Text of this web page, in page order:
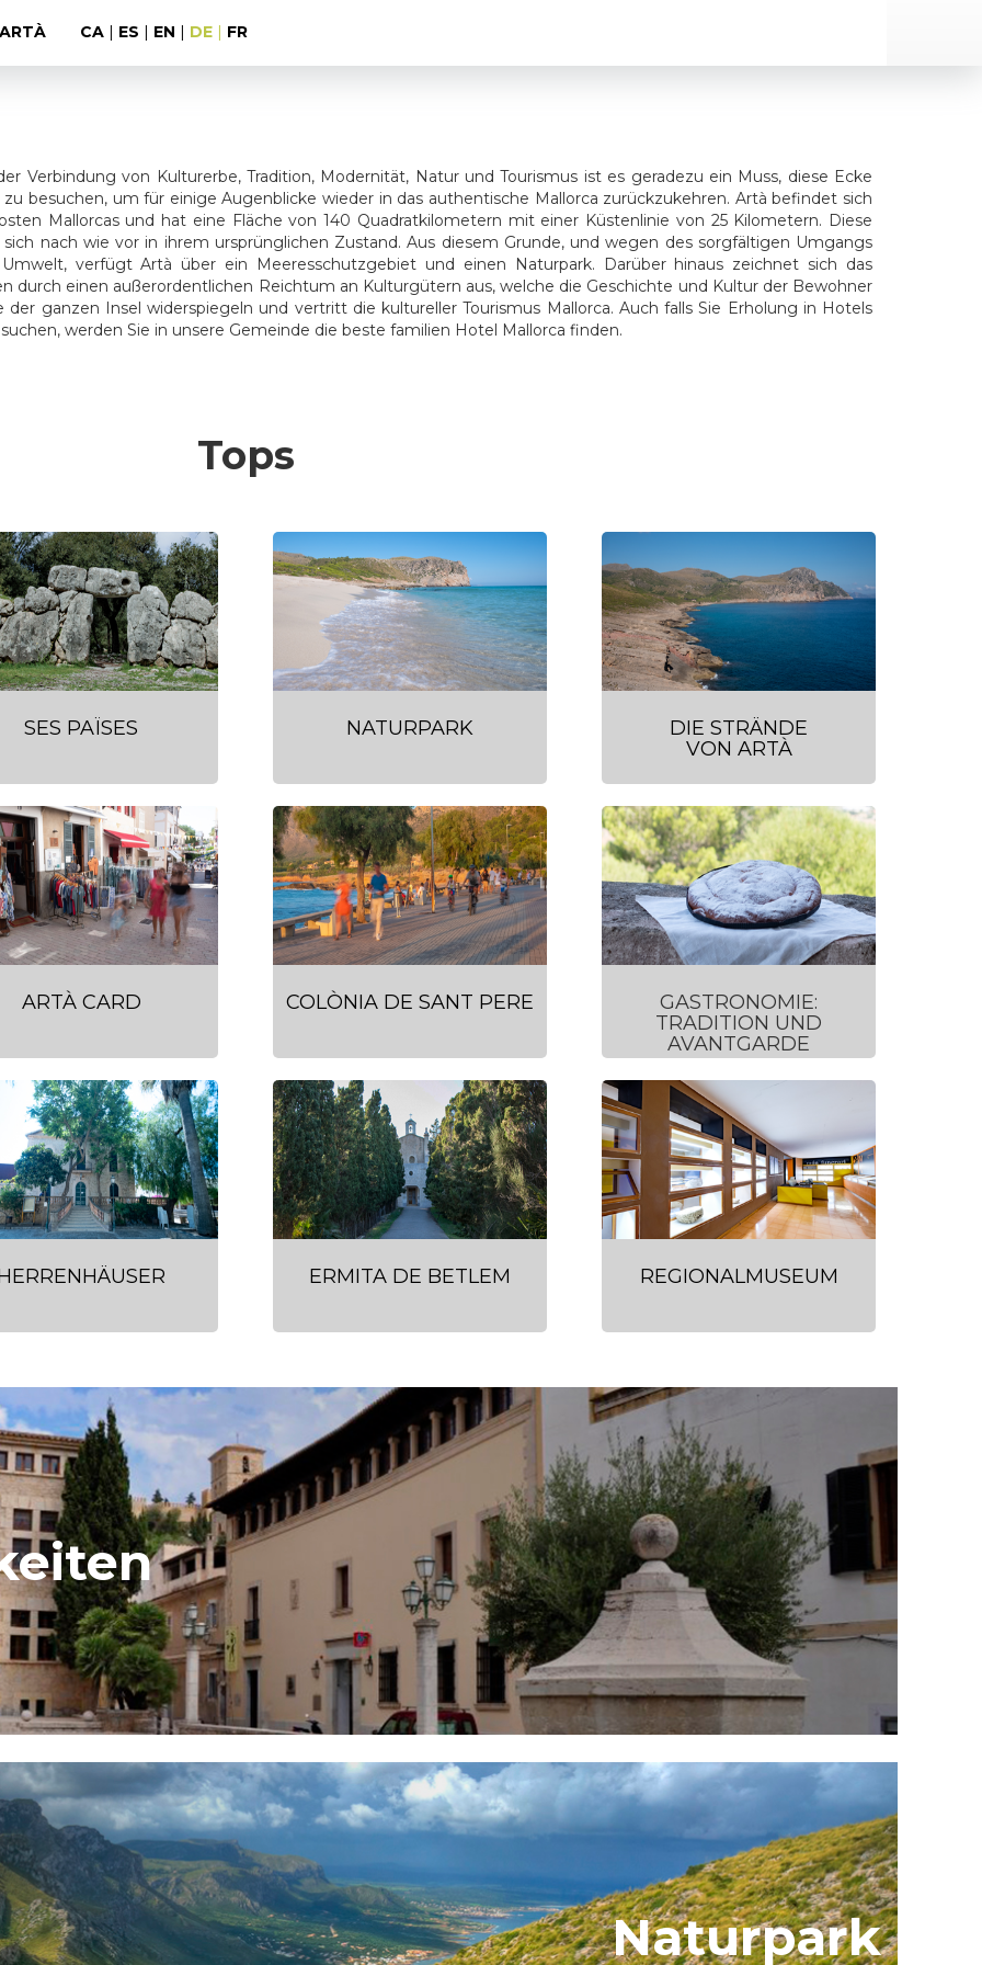
CA| ES | EN | DE| FR
Verbindung von Kulturerbe, Tradition, Modernität, Natur und Tourismus ist es geradezu ein Muss, diese Ecke
zu besuchen, um für einige Augenblicke wieder in das authentische Mallorca zurückzukehren. Artà befindet sich
Mallorcas und hat eine Fläche von 140 Quadratkilometern mit einer Küstenlinie von 25 Kilometern. Diese
nach wie vor in ihrem ursprünglichen Zustand. Aus diesem Grunde, und wegen des sorgfältigen Umgangs
verfügt Artà über ein Meeresschutzgebiet und einen Naturpark. Darüber hinaus zeichnet sich das
durch einen außerordentlichen Reichtum an Kulturgütern aus, welche die Geschichte und Kultur der Bewohner
der ganzen Insel widerspiegeln und vertritt die kultureller Tourismus Mallorca. Auch falls Sie Erholung in Hotels
suchen, werden Sie in unsere Gemeinde die beste familien Hotel Mallorca finden.
Tops
SES PAÏSES NATURPARK
DIE STRÄNDE
VON ARTÀ
ARTÀ CARD COLÒNIA DE SANT PERE
GASTRONOMIE:
TRADITION UND
AVANTGARDE
ERMITA DE BETLEM REGIONALMUSEUM
Naturpark